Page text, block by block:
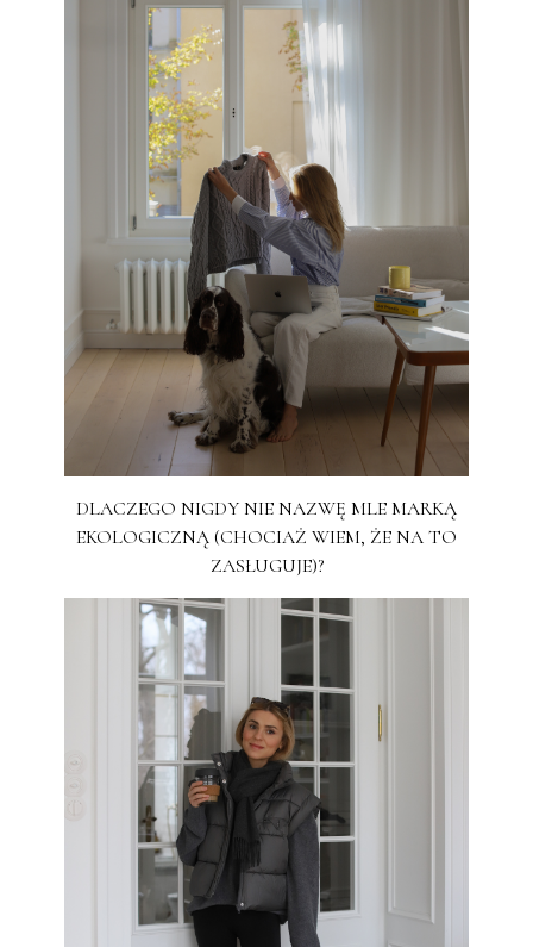
DLACZEGO NIGDY NIE NAZWĘ MLE MARKĄ
EKOLOGICZNĄ (CHOCIAŻ WIEM, ŻE NA TO
ZASŁUGUJE)?